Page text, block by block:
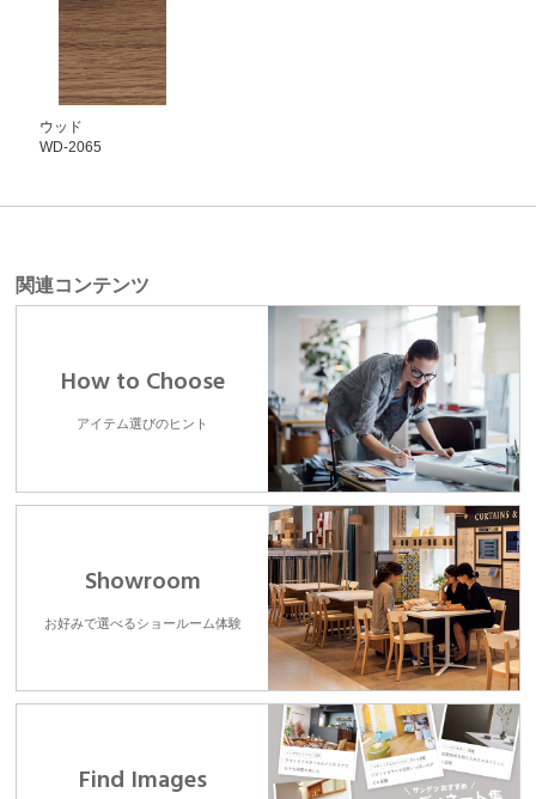
ウッド
WD-2065
関連コンテンツ
How to Choose
アイテム選びのヒント
Showroom
お好みで選べるショールーム体験
Find Images